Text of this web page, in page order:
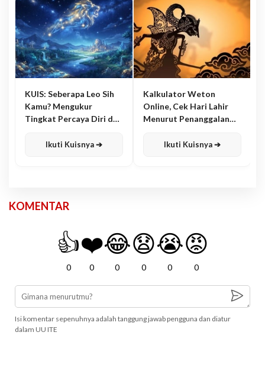
KUIS: Seberapa Leo Sih
Kamu? Mengukur
Tingkat Percaya Diri dan
Ikuti Kuisnya ➔
Kalkulator Weton
Online, Cek Hari Lahir
Menurut Penanggalan
Ikuti Kuisnya ➔
KOMENTAR
👍
0
❤️
0
😂
0
😧
0
😭
0
😡
0
Isi komentar sepenuhnya adalah tanggung jawab pengguna dan diatur
dalam UU ITE